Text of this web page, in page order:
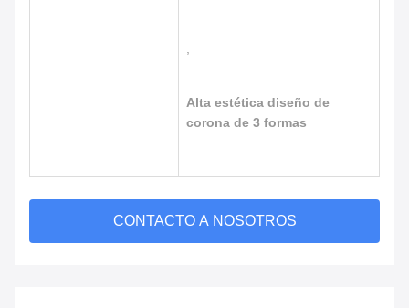
Alta estética diseño de
corona de 3 formas
CONTACTO A NOSOTROS